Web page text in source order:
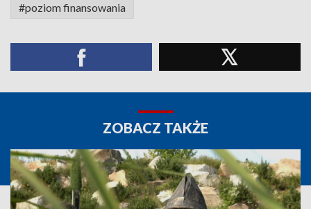
#poziom finansowania
ZOBACZ TAKŻE